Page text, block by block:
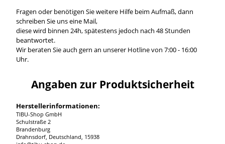
Fragen oder benötigen Sie weitere Hilfe beim Aufmaß, dann
schreiben Sie uns eine Mail,
diese wird binnen 24h, spätestens jedoch nach 48 Stunden
beantwortet.
Wir beraten Sie auch gern an unserer Hotline von 7:00 - 16:00
Uhr.
Angaben zur Produktsicherheit
Herstellerinformationen:
TIBU-Shop GmbH
Schulstraße 2
Brandenburg
Drahnsdorf, Deutschland, 15938